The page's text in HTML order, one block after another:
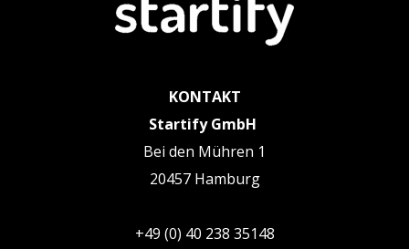
KONTAKT
Startify GmbH
Bei den Mühren 1
20457 Hamburg
+49 (0) 40 238 35148